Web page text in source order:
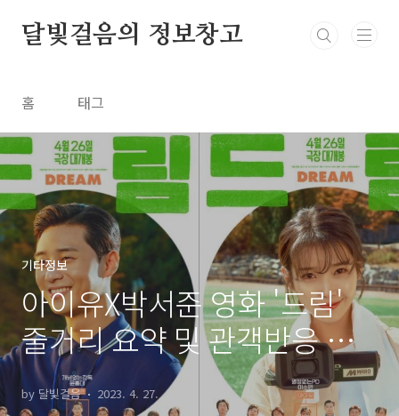
달빛걸음의 정보창고
홈 태그
기타정보
아이유X박서준 영화 '드림'
줄거리 요약 및 관객반응 무
대인사 일정
by 달빛걸음 2023. 4. 27.